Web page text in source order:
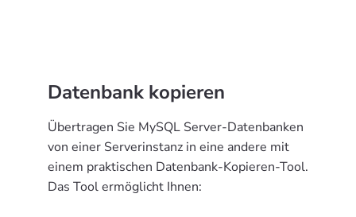
Datenbank kopieren
Übertragen Sie MySQL Server-Datenbanken
von einer Serverinstanz in eine andere mit
einem praktischen Datenbank-Kopieren-Tool.
Das Tool ermöglicht Ihnen: